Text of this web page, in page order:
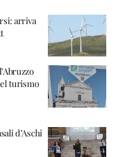
arriva
turismo
d’Aschi